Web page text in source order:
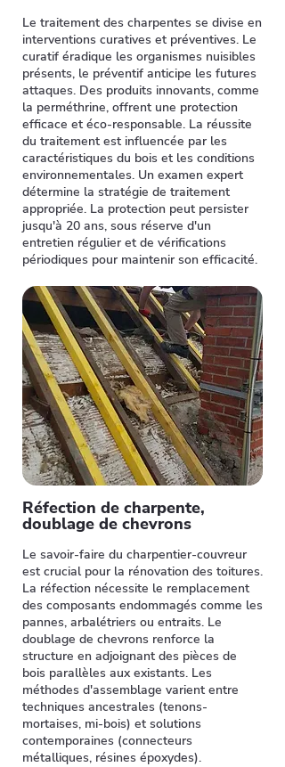
Le traitement des charpentes se divise en
interventions curatives et préventives. Le
curatif éradique les organismes nuisibles
présents, le préventif anticipe les futures
attaques. Des produits innovants, comme
la perméthrine, offrent une protection
efficace et éco-responsable. La réussite
du traitement est influencée par les
caractéristiques du bois et les conditions
environnementales. Un examen expert
détermine la stratégie de traitement
appropriée. La protection peut persister
jusqu'à 20 ans, sous réserve d'un
entretien régulier et de vérifications
périodiques pour maintenir son efficacité.
Réfection de charpente,
doublage de chevrons
Le savoir-faire du charpentier-couvreur
est crucial pour la rénovation des toitures.
La réfection nécessite le remplacement
des composants endommagés comme les
pannes, arbalétriers ou entraits. Le
doublage de chevrons renforce la
structure en adjoignant des pièces de
bois parallèles aux existants. Les
méthodes d'assemblage varient entre
techniques ancestrales (tenons-
mortaises, mi-bois) et solutions
contemporaines (connecteurs
métalliques, résines époxydes).